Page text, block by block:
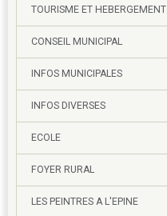
TOURISME ET HEBERGEMENT
CONSEIL MUNICIPAL
INFOS MUNICIPALES
INFOS DIVERSES
ECOLE
FOYER RURAL
LES PEINTRES A L'EPINE